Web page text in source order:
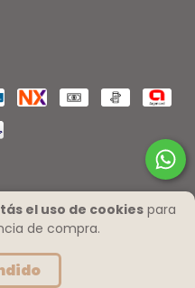
el uso de cookies para
de compra.